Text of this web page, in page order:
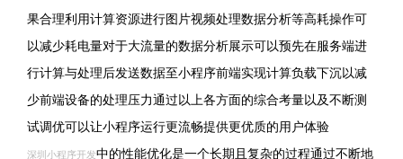
果合理利用计算资源进行图片视频处理数据分析等高耗操作可
以减少耗电量对于大流量的数据分析展示可以预先在服务端进
行计算与处理后发送数据至小程序前端实现计算负载下沉以减
少前端设备的处理压力通过以上各方面的综合考量以及不断测
试调优可以让小程序运行更流畅提供更优质的用户体验
深圳小程序开发中的性能优化是一个长期且复杂的过程通过不断地